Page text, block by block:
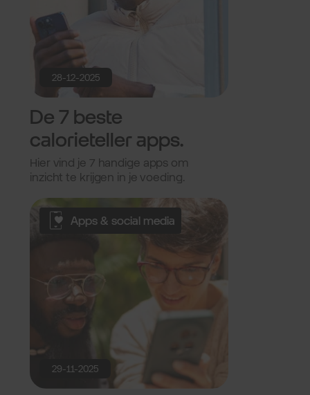
28-12-2025
De 7 beste
calorieteller apps.
Hier vind je 7 handige apps om
inzicht te krijgen in je voeding.
Apps & social media
29-11-2025